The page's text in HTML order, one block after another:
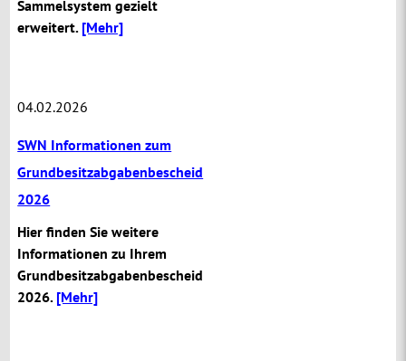
Sammelsystem gezielt
erweitert. [Mehr]
04.02.2026
SWN Informationen zum
Grundbesitzabgabenbescheid
2026
Hier finden Sie weitere
Informationen zu Ihrem
Grundbesitzabgabenbescheid
2026. [Mehr]